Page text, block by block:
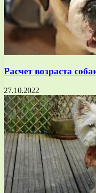
Расчет возраста
27.10.2022